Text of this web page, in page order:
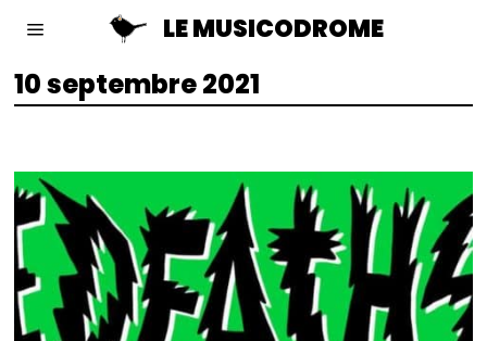
LE MUSICODROME
10 septembre 2021